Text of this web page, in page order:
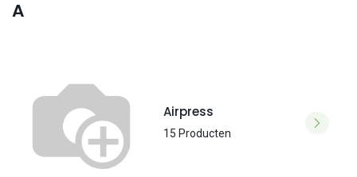
A
Airpress
15 Producten